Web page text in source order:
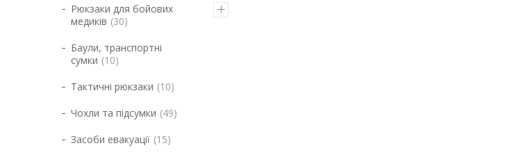
Рюкзаки для бойових
медиків 30
Баули, транспортні
сумки 10
Тактичні рюкзаки 10
Чохли та підсумки 49
Засоби евакуації 15